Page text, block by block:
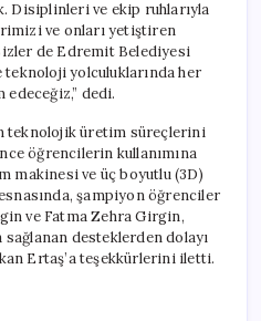
Disiplinleri ve ekip ruhlarıyla
ve onları yetiştiren
de Edremit Belediyesi
yolculuklarında her
edeceğiz,” dedi.
teknolojik üretim süreçlerini
öğrencilerin kullanımına
makinesi ve üç boyutlu (3D)
şampiyon öğrenciler
ve Fatma Zehra Girgin,
desteklerden dolayı
Ertaş’a teşekkürlerini iletti.